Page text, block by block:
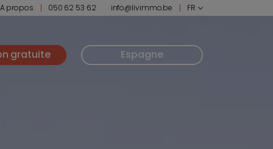
A propos 050 62 53 62 info@livimmo.be FR
gratuite Espagne